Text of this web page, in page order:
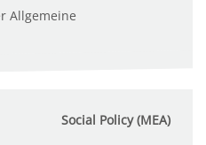
Allgemeine
Social Policy (MEA)